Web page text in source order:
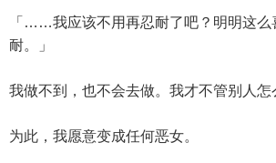
「……我应该不用再忍耐了吧？明明这么
耐。」
我做不到，也不会去做。我才不管别人怎
为此，我愿意变成任何恶女。